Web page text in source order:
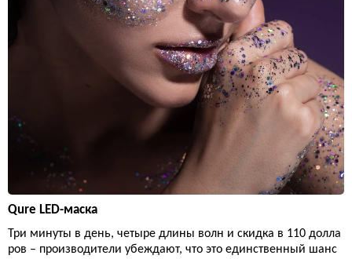
Qure LED-маска
Три минуты в день, четыре длины волн и скидка в 110 долла
ров – производители убеждают, что это единственный шанс